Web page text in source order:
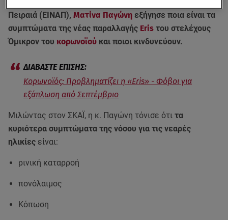
Πειραιά (ΕΙΝΑΠ), Ματίνα Παγώνη εξήγησε ποια είναι τα
συμπτώματα της νέας παραλλαγής Eris του στελέχους
Όμικρον του κορωνοϊού και ποιοι κινδυνεύουν.
Κορωνοϊός: Προβληματίζει η «Eris» - Φόβοι για
εξάπλωση από Σεπτέμβριο
Μιλώντας στον ΣΚΑΪ, η κ. Παγώνη τόνισε ότι τα
κυριότερα συμπτώματα της νόσου για τις νεαρές
ηλικίες είναι:
ρινική καταρροή
πονόλαιμος
Κόπωση